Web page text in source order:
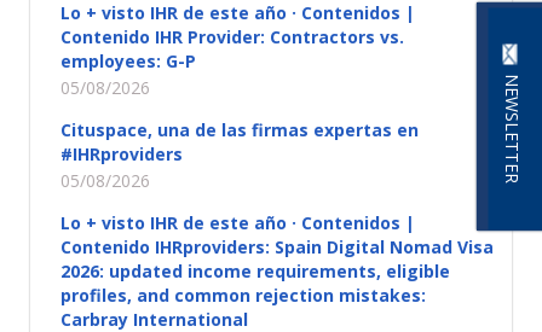
NEWSLETTER
Lo + visto IHR de este año · Contenidos |
Contenido IHR Provider: Contractors vs.
employees: G-P
05/08/2026
Cituspace, una de las firmas expertas en
#IHRproviders
05/08/2026
Lo + visto IHR de este año · Contenidos |
Contenido IHRproviders: Spain Digital Nomad Visa
2026: updated income requirements, eligible
profiles, and common rejection mistakes:
Carbray International